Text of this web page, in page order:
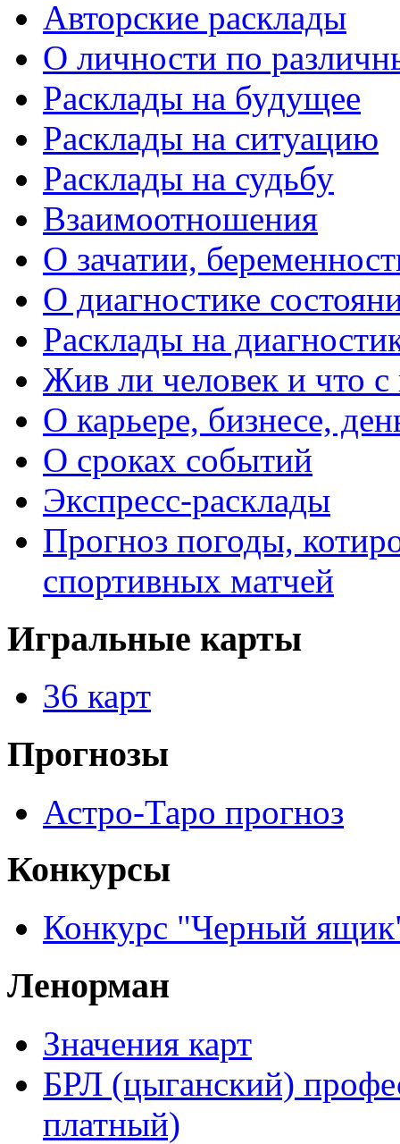
Авторские расклады
О личности по
Расклады на будущее
Расклады на ситуацию
Расклады на судьбу
Взаимоотношения
О зачатии,
О диагностике
Расклады на
Жив ли человек и что
О карьере, бизнесе,
О сроках событий
Экспресс-расклады
Прогноз погоды,
спортивных матчей
Игральные карты
36 карт
Прогнозы
Астро-Таро прогноз
Конкурсы
Конкурс "Черный
Ленорман
Значения карт
БРЛ (цыганский)
платный)